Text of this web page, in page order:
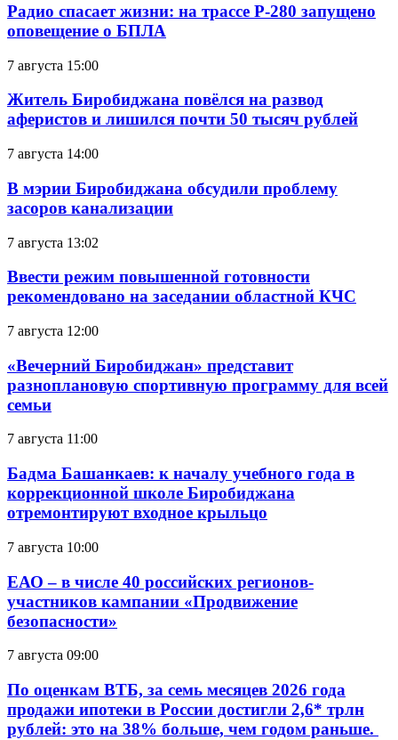
Радио спасает жизни: на трассе Р-280 запущено
оповещение о БПЛА
7 августа 15:00
Житель Биробиджана повёлся на развод
аферистов и лишился почти 50 тысяч рублей
7 августа 14:00
В мэрии Биробиджана обсудили проблему
засоров канализации
7 августа 13:02
Ввести режим повышенной готовности
рекомендовано на заседании областной КЧС
7 августа 12:00
«Вечерний Биробиджан» представит
разноплановую спортивную программу для всей
семьи
7 августа 11:00
Бадма Башанкаев: к началу учебного года в
коррекционной школе Биробиджана
отремонтируют входное крыльцо
7 августа 10:00
ЕАО – в числе 40 российских регионов-
участников кампании «Продвижение
безопасности»
7 августа 09:00
По оценкам ВТБ, за семь месяцев 2026 года
продажи ипотеки в России достигли 2,6* трлн
рублей: это на 38% больше, чем годом раньше.